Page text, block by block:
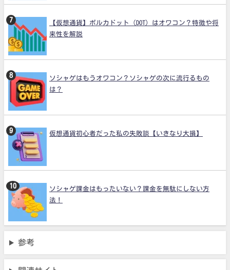
【仮想通貨】ポルカドット（DOT）はオワコン？特徴や将
来性を解説
ソシャゲはもうオワコン？ソシャゲの次に流行るもの
は？
仮想通貨初心者だった私の失敗談【いきなり大損】
ソシャゲ課金はもったいない？課金を無駄にしない方
法！
参考